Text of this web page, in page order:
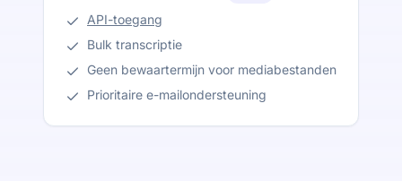
API-toegang
Bulk transcriptie
Geen bewaartermijn voor mediabestanden
Prioritaire e-mailondersteuning